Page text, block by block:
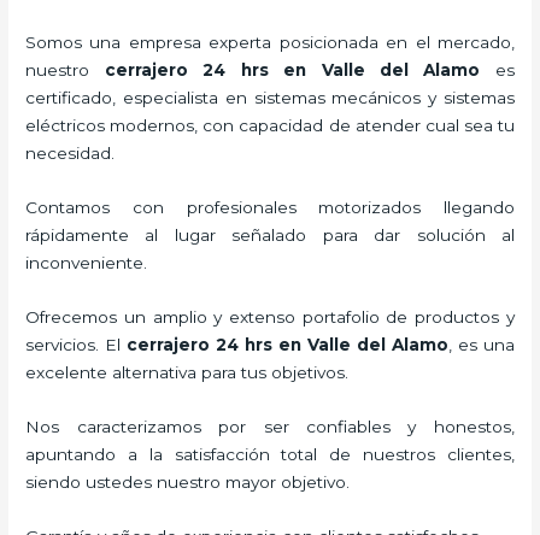
Somos una empresa experta posicionada en el mercado,
nuestro cerrajero 24 hrs en Valle del Alamo es
certificado, especialista en sistemas mecánicos y sistemas
eléctricos modernos, con capacidad de atender cual sea tu
necesidad.
Contamos con profesionales motorizados llegando
rápidamente al lugar señalado para dar solución al
inconveniente.
Ofrecemos un amplio y extenso portafolio de productos y
servicios. El cerrajero 24 hrs en Valle del Alamo , es una
excelente alternativa para tus objetivos.
Nos caracterizamos por ser confiables y honestos,
apuntando a la satisfacción total de nuestros clientes,
siendo ustedes nuestro mayor objetivo.